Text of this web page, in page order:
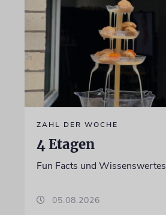
ZAHL DER WOCHE
4 Etagen
Fun Facts und Wissenswertes
05.08.2026